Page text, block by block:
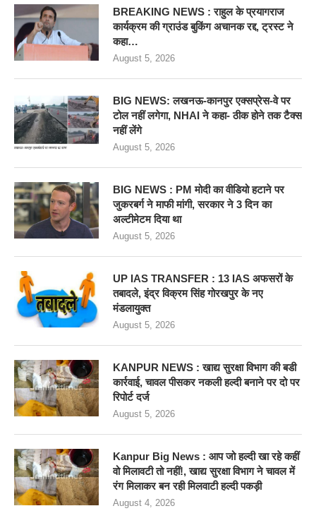
BREAKING NEWS : राहुल के प्रयागराज
कार्यक्रम की ग्राउंड बुकिंग अचानक रद्द, ट्रस्ट ने
कहा…
August 5, 2026
BIG NEWS: लखनऊ-कानपुर एक्सप्रेस-वे पर
टोल नहीं लगेगा, NHAI ने कहा- ठीक होने तक टैक्स
नहीं लेंगे
August 5, 2026
BIG NEWS : PM मोदी का वीडियो हटाने पर
जुकरबर्ग ने माफी मांगी, सरकार ने 3 दिन का
अल्टीमेटम दिया था
August 5, 2026
UP IAS TRANSFER : 13 IAS अफसरों के
तबादले, इंद्र विक्रम सिंह गोरखपुर के नए
मंडलायुक्त
August 5, 2026
KANPUR NEWS : खाद्य सुरक्षा विभाग की बडी
कार्रवाई, चावल पीसकर नकली हल्दी बनाने पर दो पर
रिपोर्ट दर्ज
August 5, 2026
Kanpur Big News : आप जो हल्दी खा रहे कहीं
वो मिलावटी तो नहीं!, खाद्य सुरक्षा विभाग ने चावल में
रंग मिलाकर बन रही मिलवाटी हल्दी पकड़ी
August 4, 2026